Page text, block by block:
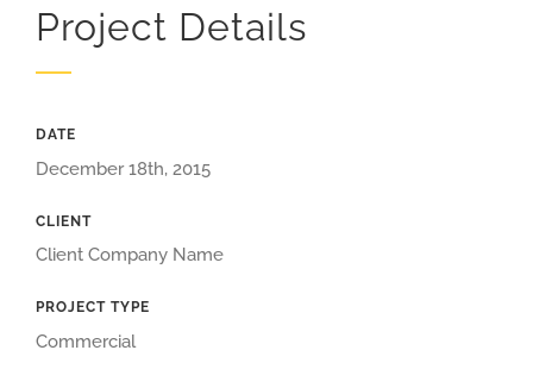
Project Details
DATE
December 18th, 2015
CLIENT
Client Company Name
PROJECT TYPE
Commercial